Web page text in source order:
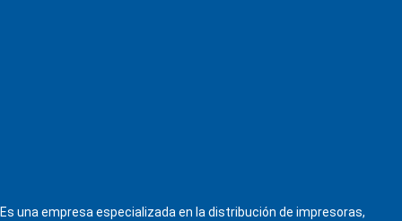
Es una empresa especializada en la distribución de impresoras,